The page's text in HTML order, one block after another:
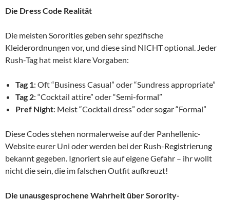
Die Dress Code Realität
Die meisten Sororities geben sehr spezifische
Kleiderordnungen vor, und diese sind NICHT optional. Jeder
Rush-Tag hat meist klare Vorgaben:
Tag 1: Oft “Business Casual” oder “Sundress appropriate”
Tag 2: “Cocktail attire” oder “Semi-formal”
Pref Night: Meist “Cocktail dress” oder sogar “Formal”
Diese Codes stehen normalerweise auf der Panhellenic-
Website eurer Uni oder werden bei der Rush-Registrierung
bekannt gegeben. Ignoriert sie auf eigene Gefahr – ihr wollt
nicht die sein, die im falschen Outfit aufkreuzt!
Die unausgesprochene Wahrheit über Sorority-